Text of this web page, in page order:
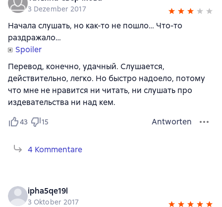
3 Dezember 2017
Начала слушать, но как-то не пошло… Что-то
раздражало…
Spoiler
Перевод, конечно, удачный. Слушается,
действительно, легко. Но быстро надоело, потому
что мне не нравится ни читать, ни слушать про
издевательства ни над кем.
43 15 Antworten
4 Kommentare
ipha5qe19l
3 Oktober 2017